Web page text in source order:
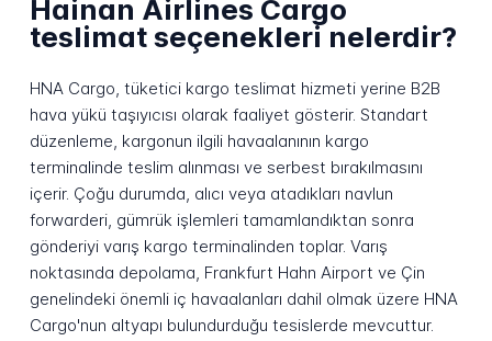
Hainan Airlines Cargo
teslimat seçenekleri nelerdir?
HNA Cargo, tüketici kargo teslimat hizmeti yerine B2B
hava yükü taşıyıcısı olarak faaliyet gösterir. Standart
düzenleme, kargonun ilgili havaalanının kargo
terminalinde teslim alınması ve serbest bırakılmasını
içerir. Çoğu durumda, alıcı veya atadıkları navlun
forwarderi, gümrük işlemleri tamamlandıktan sonra
gönderiyi varış kargo terminalinden toplar. Varış
noktasında depolama, Frankfurt Hahn Airport ve Çin
genelindeki önemli iç havaalanları dahil olmak üzere HNA
Cargo'nun altyapı bulundurduğu tesislerde mevcuttur.